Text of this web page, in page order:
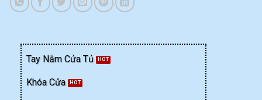
Tay Nắm Cửa Tủ
Khóa Cửa